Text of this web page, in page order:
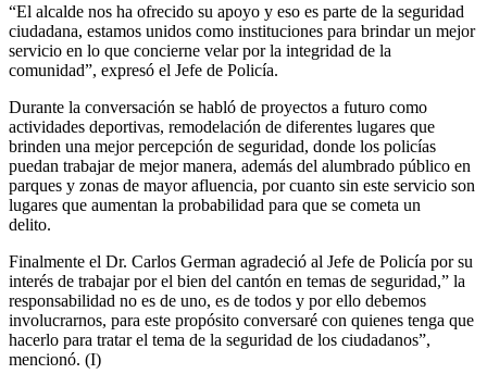
“El alcalde nos ha ofrecido su apoyo y eso es parte de la seguridad
ciudadana, estamos unidos como instituciones para brindar un mejor
servicio en lo que concierne velar por la integridad de la
comunidad”, expresó el Jefe de Policía.
Durante la conversación se habló de proyectos a futuro como
actividades deportivas, remodelación de diferentes lugares que
brinden una mejor percepción de seguridad, donde los policías
puedan trabajar de mejor manera, además del alumbrado público en
parques y zonas de mayor afluencia, por cuanto sin este servicio son
lugares que aumentan la probabilidad para que se cometa un
delito.
Finalmente el Dr. Carlos German agradeció al Jefe de Policía por su
interés de trabajar por el bien del cantón en temas de seguridad,” la
responsabilidad no es de uno, es de todos y por ello debemos
involucrarnos, para este propósito conversaré con quienes tenga que
hacerlo para tratar el tema de la seguridad de los ciudadanos”,
mencionó. (I)